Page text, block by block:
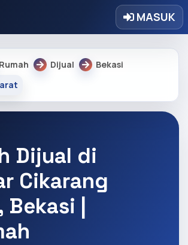
MASUK
Rumah Dijual
Bekasi
Dijual di
Cikarang
|